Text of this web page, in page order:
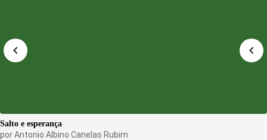
Salto e esperança
porAntonio Albino Canelas Rubim